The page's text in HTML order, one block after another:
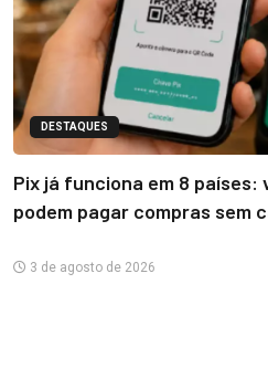
DESTAQUES
Pix já funciona em 8 países:
podem pagar compras sem
3 de agosto de 2026